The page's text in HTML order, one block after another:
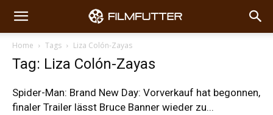
Home Tags Liza Colón-Zayas
Tag: Liza Colón-Zayas
Spider-Man: Brand New Day: Vorverkauf hat begonnen,
finaler Trailer lässt Bruce Banner wieder zu...